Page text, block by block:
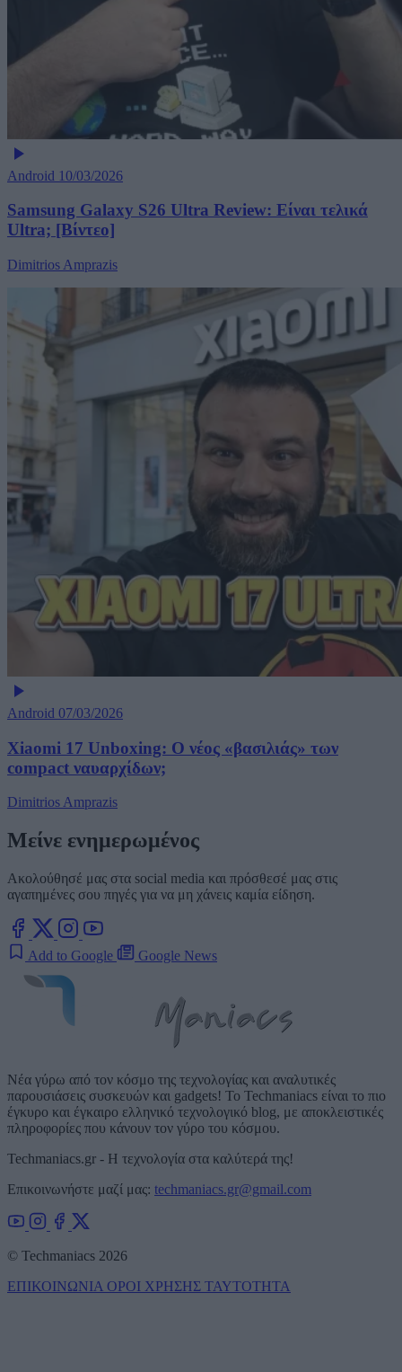
Android 10/03/2026
Samsung Galaxy S26 Ultra Review: Είναι τελικά
Ultra; [Βίντεο]
Dimitrios Amprazis
Android 07/03/2026
Xiaomi 17 Unboxing: Ο νέος «βασιλιάς» των
compact ναυαρχίδων;
Dimitrios Amprazis
Μείνε ενημερωμένος
Ακολούθησέ μας στα social media και πρόσθεσέ μας στις
αγαπημένες σου πηγές για να μη χάνεις καμία είδηση.
Add to Google Google News
Νέα γύρω από τον κόσμο της τεχνολογίας και αναλυτικές
παρουσιάσεις συσκευών και gadgets! Το Techmaniacs είναι το πιο
έγκυρο και έγκαιρο ελληνικό τεχνολογικό blog, με αποκλειστικές
πληροφορίες που κάνουν τον γύρο του κόσμου.
Techmaniacs.gr - Η τεχνολογία στα καλύτερά της!
Επικοινωνήστε μαζί μας: techmaniacs.gr@gmail.com
© Techmaniacs 2026
ΕΠΙΚΟΙΝΩΝΙΑ ΟΡΟΙ ΧΡΗΣΗΣ ΤΑΥΤΟΤΗΤΑ